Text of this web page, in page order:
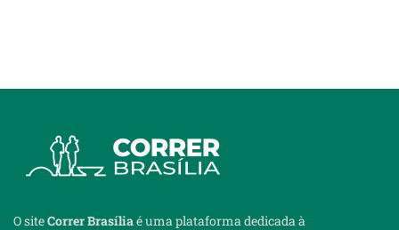
O siteCorrer Brasíliaé uma plataforma dedicada à